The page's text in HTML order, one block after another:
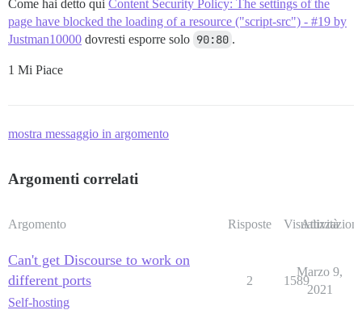
Come hai detto qui Content Security Policy: The settings of the
page have blocked the loading of a resource ("script-src") - #19 by
Justman10000 dovresti esporre solo 90:80 .
1 Mi Piace
mostra messaggio in argomento
Argomenti correlati
Argomento Risposte Visualizzazioni
Attività
Can't get Discourse to work on
different ports
Self-hosting
2 1589
Marzo 9,
2021